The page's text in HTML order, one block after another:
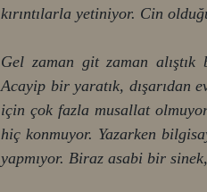
kırıntılarla yetiniyor. Cin
Gel zaman git zaman
Acayip bir yaratık, dışarıdan
için çok fazla musallat
hiç konmuyor. Yazarken
yapmıyor. Biraz asabi bir